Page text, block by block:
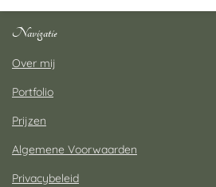
Navigatie
Over mij
Portfolio
Prijzen
Algemene Voorwaarden
Privacybeleid